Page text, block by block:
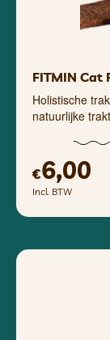
FITMIN
Holistische
natuurlijke
€6,00
Incl. BTW